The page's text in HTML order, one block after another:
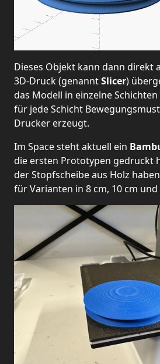
Dieses Objekt kann dann direkt
3D-Druck (genanntSlicer)
das Modell in einzelne
für jede Schicht
Drucker erzeugt.
Im Space steht aktuell ein
die ersten Prototypen gedruckt
der Stopfscheibe aus Holz
für Varianten in 8 cm, 10 cm